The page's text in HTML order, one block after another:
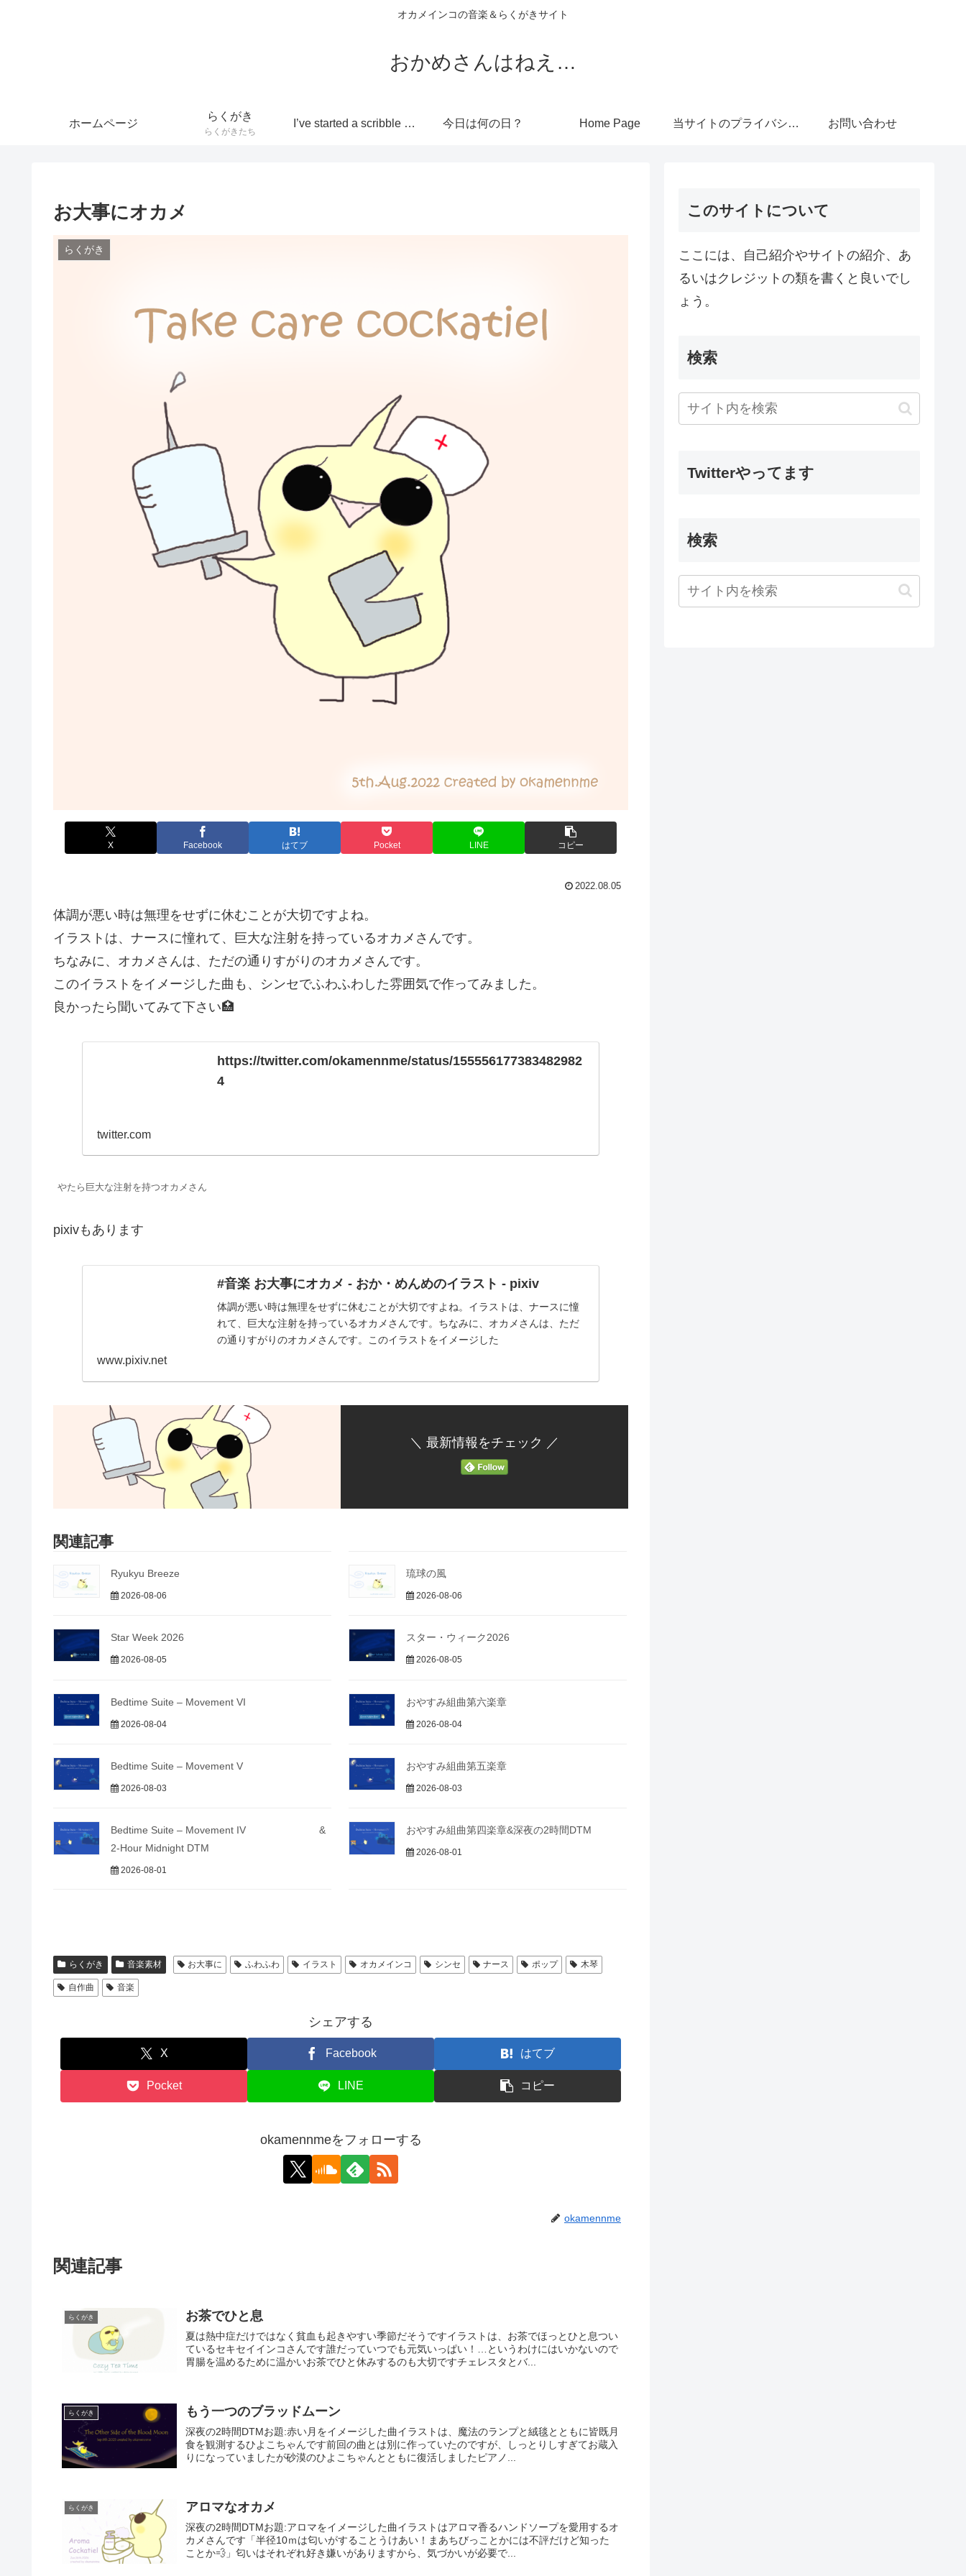
オカメインコの音楽＆らくがきサイト
おかめさんはねえ…
ホームページ
らくがき
らくがきたち
I’ve started a scribble site! 今日は何の日？ Home Page 当サイトのプライバシーポリシーについて お問い合わせ
お大事にオカメ
らくがき
X Facebook はてブ Pocket LINE コピー
2022.08.05
体調が悪い時は無理をせずに休むことが大切ですよね。
イラストは、ナースに憧れて、巨大な注射を持っているオカメさんです。
ちなみに、オカメさんは、ただの通りすがりのオカメさんです。
このイラストをイメージした曲も、シンセでふわふわした雰囲気で作ってみました。
良かったら聞いてみて下さい🏥
https://twitter.com/okamennme/status/155556177383482982
4
twitter.com
やたら巨大な注射を持つオカメさん
pixivもあります
#音楽 お大事にオカメ - おか・めんめのイラスト - pixiv
体調が悪い時は無理をせずに休むことが大切ですよね。イラストは、ナースに憧
れて、巨大な注射を持っているオカメさんです。ちなみに、オカメさんは、ただ
の通りすがりのオカメさんです。このイラストをイメージした
www.pixiv.net
＼ 最新情報をチェック ／
関連記事
Ryukyu Breeze
2026-08-06
琉球の風
2026-08-06
Star Week 2026
2026-08-05
スター・ウィーク2026
2026-08-05
Bedtime Suite – Movement VI
2026-08-04
おやすみ組曲第六楽章
2026-08-04
Bedtime Suite – Movement V
2026-08-03
おやすみ組曲第五楽章
2026-08-03
Bedtime Suite – Movement IV &
2-Hour Midnight DTM
2026-08-01
おやすみ組曲第四楽章&深夜の2時間DTM
2026-08-01
らくがき 音楽素材 お大事に ふわふわ イラスト オカメインコ シンセ ナース ポップ 木琴
自作曲 音楽
シェアする
X Facebook はてブ
Pocket LINE コピー
okamennmeをフォローする
okamennme
関連記事
らくがき お茶でひと息
夏は熱中症だけではなく貧血も起きやすい季節だそうですイラストは、お茶でほっとひと息つい
ているセキセイインコさんです誰だっていつでも元気いっぱい！…というわけにはいかないので
胃腸を温めるために温かいお茶でひと休みするのも大切ですチェレスタとバ...
らくがき もう一つのブラッドムーン
深夜の2時間DTMお題:赤い月をイメージした曲イラストは、魔法のランプと絨毯とともに皆既月
食を観測するひよこちゃんです前回の曲とは別に作っていたのですが、しっとりしすぎてお蔵入
りになっていましたが砂漠のひよこちゃんとともに復活しましたピアノ...
らくがき アロマなオカメ
深夜の2時間DTMお題:アロマをイメージした曲イラストはアロマ香るハンドソープを愛用するオ
カメさんです「半径10ｍは匂いがすることうけあい！まあちびっことかには不評だけど知った
ことか💨」匂いはそれぞれ好き嫌いがありますから、気づかいが必要で...
このサイトについて
ここには、自己紹介やサイトの紹介、あ
るいはクレジットの類を書くと良いでし
ょう。
検索
Twitterやってます
検索